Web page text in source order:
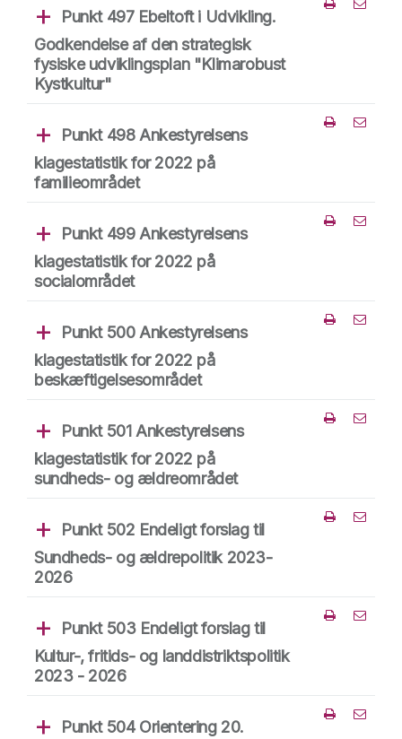
Punkt 497 Ebeltoft i Udvikling.
Godkendelse af den strategisk
fysiske udviklingsplan "Klimarobust
Kystkultur"
Punkt 498 Ankestyrelsens
klagestatistik for 2022 på
familieområdet
Punkt 499 Ankestyrelsens
klagestatistik for 2022 på
socialområdet
Punkt 500 Ankestyrelsens
klagestatistik for 2022 på
beskæftigelsesområdet
Punkt 501 Ankestyrelsens
klagestatistik for 2022 på
sundheds- og ældreområdet
Punkt 502 Endeligt forslag til
Sundheds- og ældrepolitik 2023-
2026
Punkt 503 Endeligt forslag til
Kultur-, fritids- og landdistriktspolitik
2023 - 2026
Punkt 504 Orientering 20.